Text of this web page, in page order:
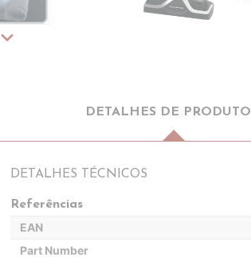
expand_more
DETALHES DE PRODUTO
DETALHES TÉCNICOS
Referências
EAN
Part Number